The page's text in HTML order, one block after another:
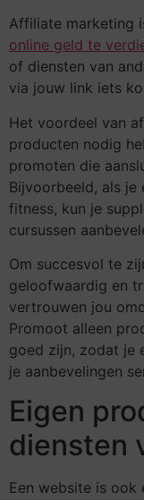
Affiliate marketing
online geld te
of diensten van
via jouw link iets
Het voordeel van
producten nodig
promoten die
Bijvoorbeeld, als
fitness, kun je
cursussen
Om succesvol te
geloofwaardig en
vertrouwen jou
Promoot alleen
goed zijn, zodat je
je aanbevelingen
Eigen
diensten
Een website is ook